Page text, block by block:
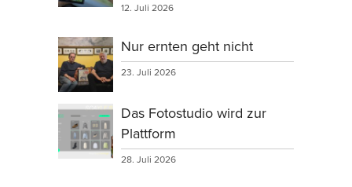
12. Juli 2026
Nur ernten geht nicht
23. Juli 2026
Das Fotostudio wird zur
Plattform
28. Juli 2026